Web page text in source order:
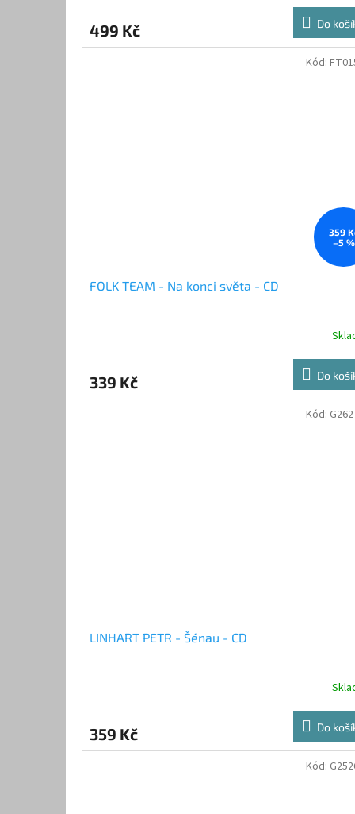
499 Kč Do
359
–5 %
FOLK TEAM - Na konci světa - CD
339 Kč Do
Kód:
LINHART PETR - Šénau - CD
359 Kč Do
Kód:
Kód: